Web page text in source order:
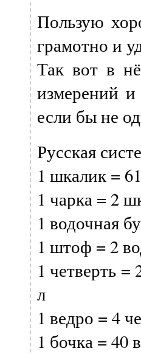
Пользую
грамотно и
Так вот в
измерений
если бы не
Русская
1 шкалик =
1 чарка = 2
1 водочная
1 штоф = 2
1 четверть
л
1 ведро = 4
1 бочка = 40